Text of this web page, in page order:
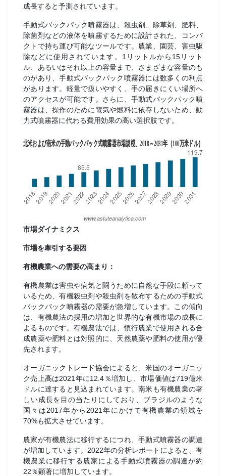
成長すると予測されています。
手動式バックパック噴霧器は、殺虫剤、除草剤、肥料、
除菌剤などの液体を噴霧するために設計された、コンパ
クトで持ち運び可能なツールです。農業、園芸、害虫駆
除などに使用されています。1リットルから15リット
ル、あるいはそれ以上の容量まで、さまざまな容量のも
のがあり、手動式バックパック噴霧器には数多くの利点
があります。軽量で扱いやすく、手の届きにくい場所へ
のアクセスが可能です。さらに、手動式バックパック噴
霧器は、操作のために電気や燃料に依存しないため、動
力式噴霧器に代わる費用効果の高い選択肢です。
市場ダイナミクス
市場を牽引する要因
有機農業への需要の高まり：
有機農業は害虫や病気と闘うために自然な手段に頼って
いるため、有機殺虫剤や殺虫剤を散布するための手動式
バックパック噴霧器の需要が急増しています。この傾向
は、有機農法の採用の増加と世界的な有機市場の成長に
よるものです。有機農法では、慣行農業で使用される合
成農薬や肥料とは対照的に、天然農薬や肥料の使用が優
先されます。
オーガニックトレード協会によると、米国のオーガニッ
ク売上高は2021年に12.4％増加し、市場価値は719億米
ドルに達すると見込まれています。南米も有機農業の著
しい成長を目の当たりにしており、ブラジルのような
国々は2017年から2021年にかけて有機農業の領域を
70%も拡大させています。
農家が有機農法に移行するにつれ、手動式噴霧器の調達
が増加しています。2022年の分析レポートによると、有
機農業に移行する農家による手動式噴霧器の調達が約
22％顕著に増加しています。